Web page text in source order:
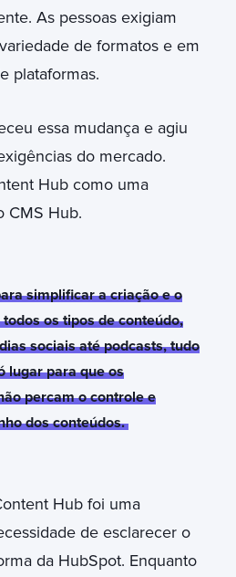
As pessoas exigiam
de formatos e em
plataformas.
essa mudança e agiu
do mercado.
Hub como uma
CMS Hub.
simplificar a criação e o
os tipos de conteúdo,
sociais até podcasts, tudo
lugar para que os
percam o controle e
dos conteúdos.
Hub foi uma
de esclarecer o
da HubSpot. Enquanto